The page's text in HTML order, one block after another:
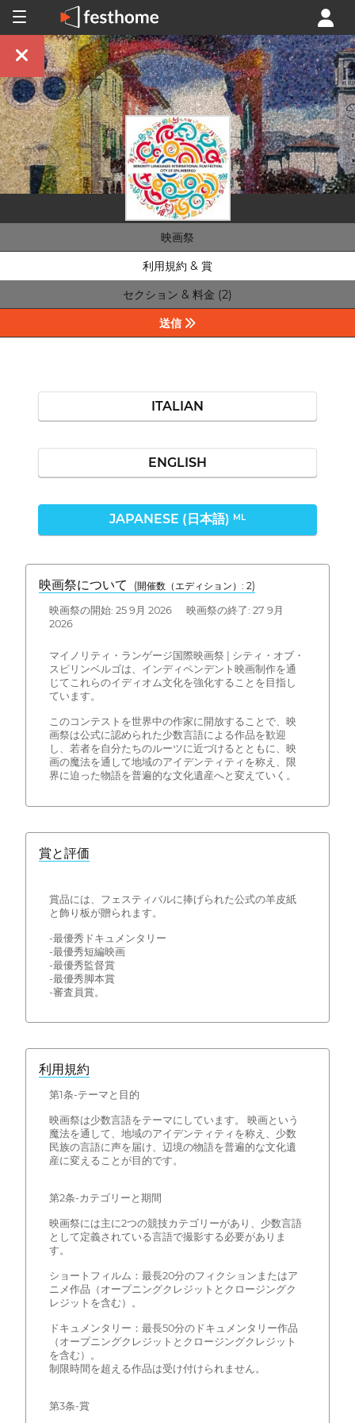
映画祭
利用規約 & 賞
セクション & 料金 (2)
送信
ITALIAN
ENGLISH
JAPANESE (日本語) ML
映画祭について (開催数（エディション）: 2)
映画祭の開始: 25 9月 2026 映画祭の終了: 27 9月
2026
マイノリティ・ランゲージ国際映画祭 | シティ・オブ・
スピリンベルゴは、インディペンデント映画制作を通
じてこれらのイディオム文化を強化することを目指し
ています。
このコンテストを世界中の作家に開放することで、映
画祭は公式に認められた少数言語による作品を歓迎
し、若者を自分たちのルーツに近づけるとともに、映
画の魔法を通して地域のアイデンティティを称え、限
界に迫った物語を普遍的な文化遺産へと変えていく。
賞と評価
賞品には、フェスティバルに捧げられた公式の羊皮紙
と飾り板が贈られます。
-最優秀ドキュメンタリー
-最優秀短編映画
-最優秀監督賞
-最優秀脚本賞
-審査員賞。
利用規約
第1条-テーマと目的
映画祭は少数言語をテーマにしています。 映画という
魔法を通して、地域のアイデンティティを称え、少数
民族の言語に声を届け、辺境の物語を普遍的な文化遺
産に変えることが目的です。
第2条-カテゴリーと期間
映画祭には主に2つの競技カテゴリーがあり、少数言語
として定義されている言語で撮影する必要がありま
す。
ショートフィルム：最長20分のフィクションまたはア
ニメ作品（オープニングクレジットとクロージングク
レジットを含む）。
ドキュメンタリー：最長50分のドキュメンタリー作品
（オープニングクレジットとクロージングクレジット
を含む）。
制限時間を超える作品は受け付けられません。
第3条-賞